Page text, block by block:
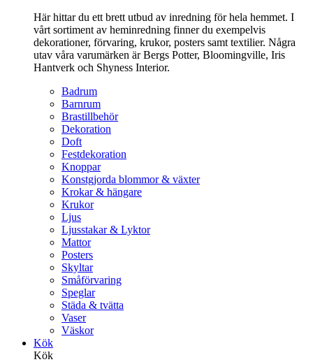
Här hittar du ett brett utbud av inredning för hela hemmet. I
vårt sortiment av heminredning finner du exempelvis
dekorationer, förvaring, krukor, posters samt textilier. Några
utav våra varumärken är Bergs Potter, Bloomingville, Iris
Hantverk och Shyness Interior.
Badrum
Barnrum
Brastillbehör
Dekoration
Doft
Festdekoration
Knoppar
Konstgjorda blommor & växter
Krokar & hängare
Krukor
Ljus
Ljusstakar & Lyktor
Mattor
Posters
Skyltar
Småförvaring
Speglar
Städa & tvätta
Vaser
Väskor
Kök
Kök